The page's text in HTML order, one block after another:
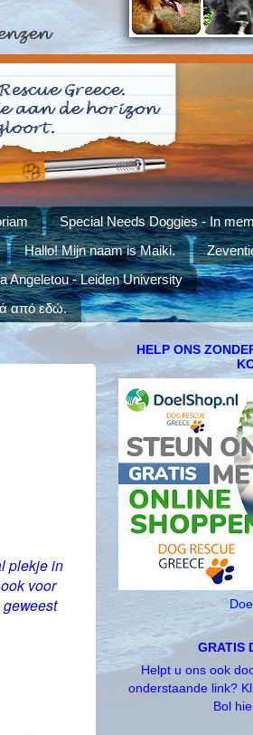
Special Needs Doggies - In
Hallo! Mijn naam is Maiki.
Angeletou - Leiden University
από εδώ.
plekje in
voor
HELP ONS
GRATIS
Helpt u ons ook
onderstaande link?
Bol